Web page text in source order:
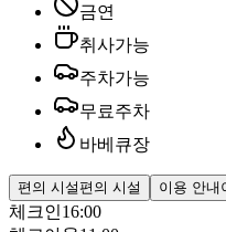
금연
취사가능
주차가능
무료주차
바베큐장
편의 시설 편의 시설 이용 안내
체크인16:00